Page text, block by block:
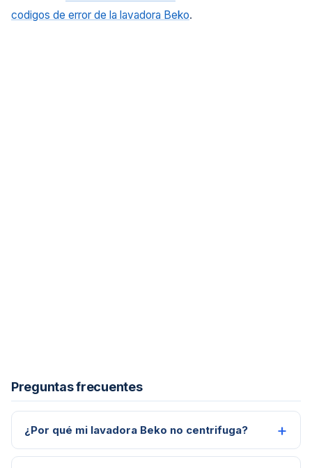
codigos de error de la lavadora Beko.
Preguntas frecuentes
¿Por qué mi lavadora Beko no centrifuga?